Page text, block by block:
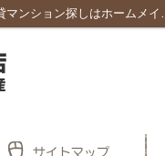
大阪市中央区のファース